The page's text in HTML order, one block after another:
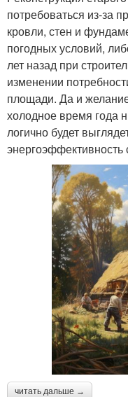
потребоваться из-за
кровли, стен и
погодных условий,
лет назад при
изменении
площади. Да и
холодное время года
логично будет
энергоэффективность
читать дальше →